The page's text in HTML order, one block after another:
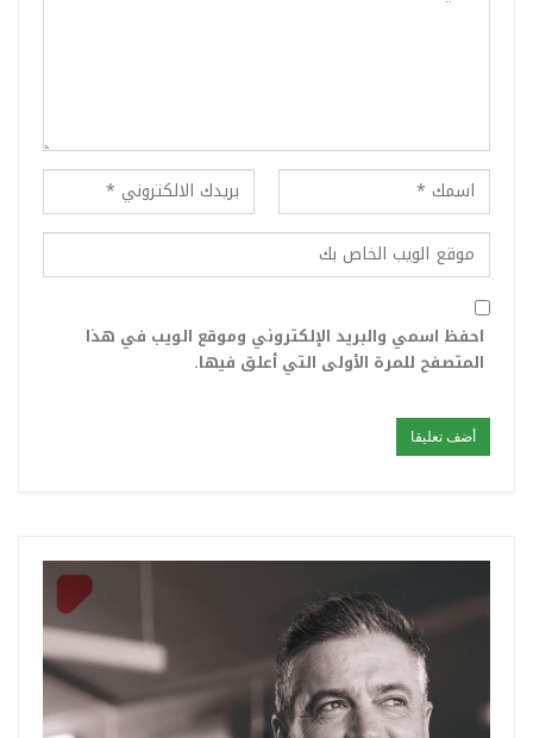
احفظ اسمي والبريد الإلكتروني وموقع الويب في هذا
المتصفح للمرة الأولى التي أعلق فيها.